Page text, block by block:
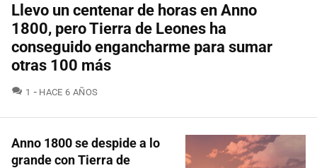
Llevo un centenar de horas en Anno
1800, pero Tierra de Leones ha
conseguido engancharme para sumar
otras 100 más
1 COMENTARIOS
HACE 6 AÑOS
Anno 1800 se despide a lo
grande con Tierra de